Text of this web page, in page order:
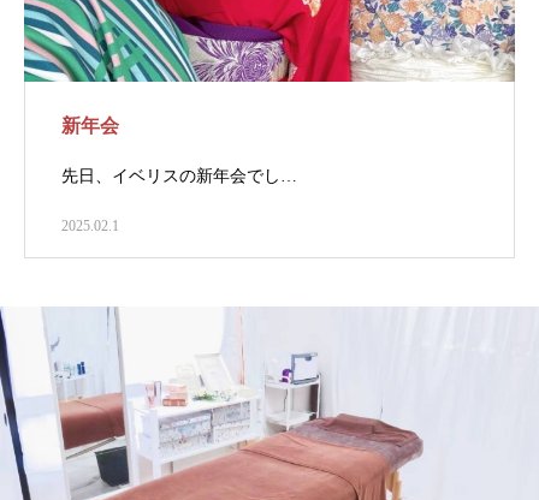
新年会
先日、イベリスの新年会でし…
2025.02.1